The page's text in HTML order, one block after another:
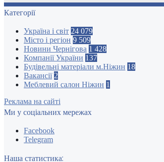
Категорії
Україна і світ 24 079
Місто і регіон 9 509
Новини Чернігова 1 428
Компанії України 137
Будівельні матеріали м.Ніжин 18
Вакансії 2
Меблевий салон Ніжин 1
Реклама на сайті
Ми у соціальних мережах
Facebook
Telegram
Наша статистика: